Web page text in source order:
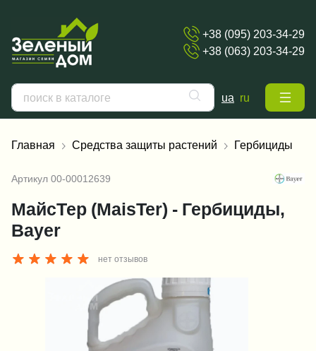
+38 (095) 203-34-29
+38 (063) 203-34-29
ua ru
Главная Средства защиты растений Гербициды
Артикул 00-00012639
МайсТер (MaisTer) - Гербициды,
Bayer
нет отзывов